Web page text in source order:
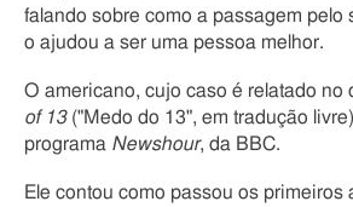
falando sobre como a passagem pelo
o ajudou a ser uma pessoa melhor.
O americano, cujo caso é relatado no
of 13("Medo do 13", em tradução
programa Newshour, da BBC.
Ele contou como passou os primeiros